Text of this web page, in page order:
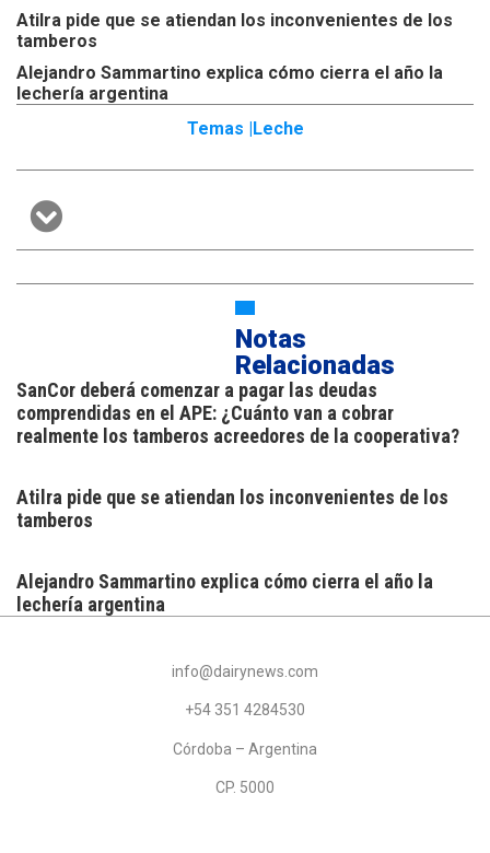
Atilra pide que se atiendan los inconvenientes de los
tamberos
Alejandro Sammartino explica cómo cierra el año la
lechería argentina
Temas |Leche
Notas
Relacionadas
SanCor deberá comenzar a pagar las deudas
comprendidas en el APE: ¿Cuánto van a cobrar
realmente los tamberos acreedores de la cooperativa?
Atilra pide que se atiendan los inconvenientes de los
tamberos
Alejandro Sammartino explica cómo cierra el año la
lechería argentina
info@dairynews.com
+54 351 4284530
Córdoba – Argentina
CP. 5000